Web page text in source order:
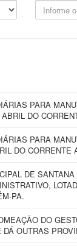
PARA
DO
PARA
DO
DE
PA.
DO
OUTRAS